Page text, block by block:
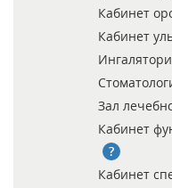
Кабинет
Кабинет
Зал
Кабинет
Кабинет